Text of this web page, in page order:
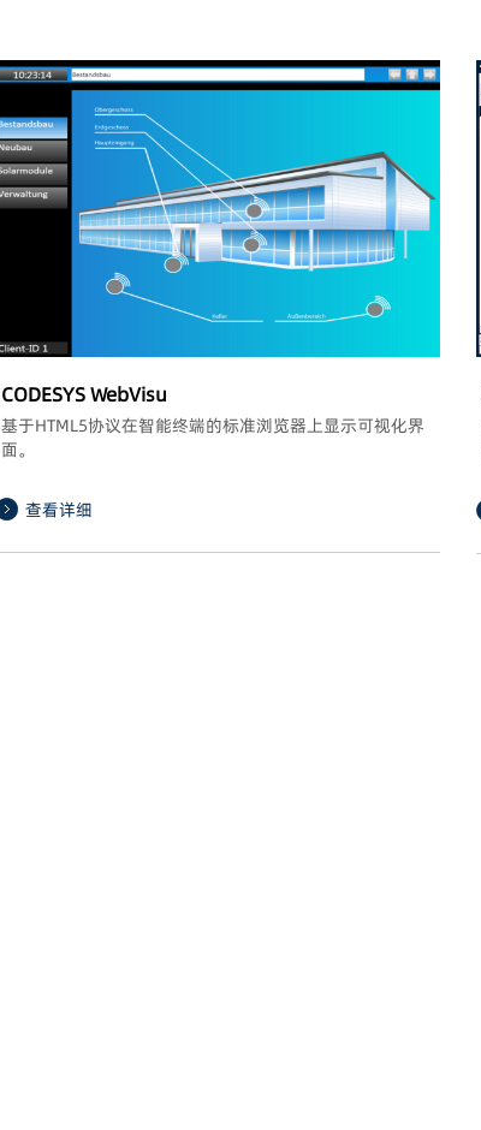
CODESYS WebVisu
基于HTML5协议在智能终端的标准浏览器上显示可视化界
面。
查看详细